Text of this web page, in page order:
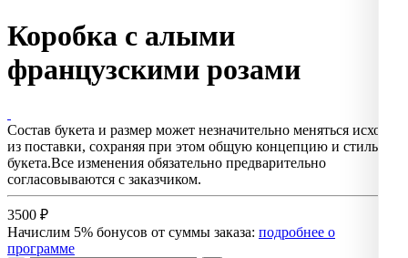
Коробка с алыми
французскими розами
Состав букета и размер может незначительно меняться исходя
из поставки, сохраняя при этом общую концепцию и стиль
букета.Все изменения обязательно предварительно
согласовываются с заказчиком.
3500 ₽
Начислим 5% бонусов от суммы заказа: подробнее о
программе